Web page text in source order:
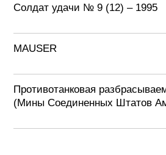
Солдат удачи № 9 (12) – 1995
MAUSER
Противотанковая
(Мины Соединенных Штатов